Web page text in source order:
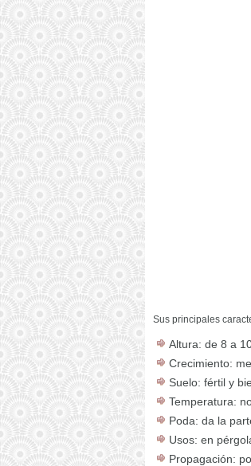
Sus principales
Altura: de 8 a
Crecimiento:
Suelo: fértil y
Temperatura:
Poda: da la
Usos: en
Propagación: